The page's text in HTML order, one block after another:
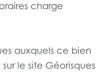
charge
auxquels ce bien
le site Géorisques